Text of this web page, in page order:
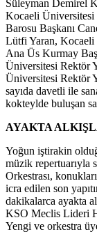
Süleyman Demirel
Kocaeli
Barosu Başkanı
Lütfi Yaran, Kocaeli
Ana Üs Kurmay
Üniversitesi Rektör
Üniversitesi Rektör
sayıda davetli ile
kokteylde buluşan
AYAKTA
Yoğun iştirakin
müzik repertuarıyla
Orkestrası,
icra edilen son
dakikalarca ayakta
KSO Meclis Lideri
Yengi ve orkestra